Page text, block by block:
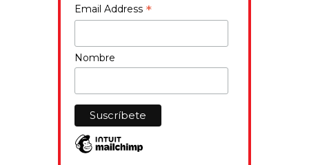
Email Address *
Nombre